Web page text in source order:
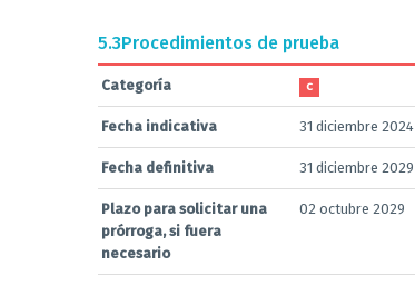
5.3Procedimientos de prueba
Categoría C
Fecha indicativa 31 diciembre 2024
Fecha definitiva 31 diciembre 2029
Plazo para solicitar una
prórroga, si fuera
necesario
02 octubre 2029